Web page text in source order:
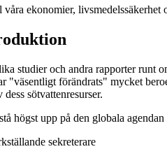
ekonomier,
studier och andra rapporter runt
"väsentligt förändrats" mycket
sötvattenresurser.
högst upp på den globala
sekreterare